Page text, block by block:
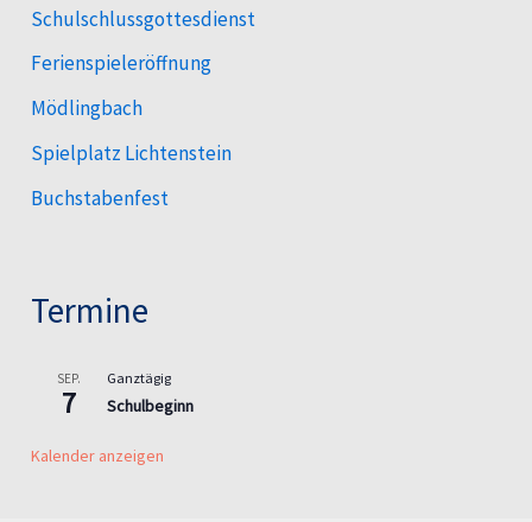
Schulschlussgottesdienst
Ferienspieleröffnung
Mödlingbach
Spielplatz Lichtenstein
Buchstabenfest
Termine
SEP.
7
Ganztägig
Schulbeginn
Kalender anzeigen